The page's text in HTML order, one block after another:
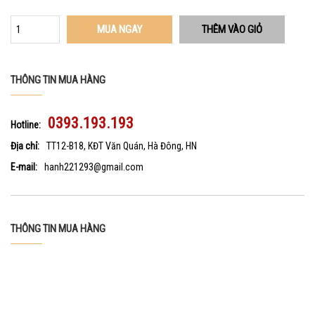
MUA NGAY
THÔNG TIN MUA HÀNG
Hotline: 0393.193.193
Địa chỉ:
TT12-B18, KĐT Văn Quán, Hà Đông, HN
E-mail:
hanh221293@gmail.com
THÔNG TIN MUA HÀNG